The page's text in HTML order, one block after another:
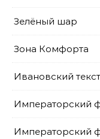
Зелёный шар
Зона Комфорта
Ивановский
Императорский
Императорский